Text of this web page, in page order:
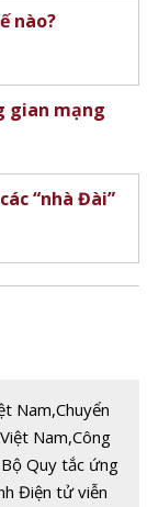
nào?
gian mạng
“nhà Đài”
Nam,Chuyển
Nam,Công
Bộ Quy tắc ứng
Điện tử viễn